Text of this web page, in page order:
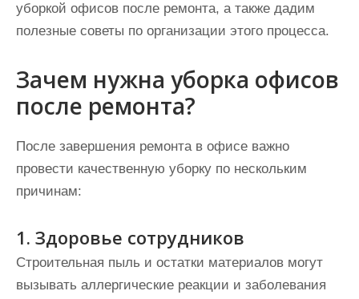
уборкой офисов после ремонта, а также дадим
полезные советы по организации этого процесса.
Зачем нужна уборка офисов
после ремонта?
После завершения ремонта в офисе важно
провести качественную уборку по нескольким
причинам:
1. Здоровье сотрудников
Строительная пыль и остатки материалов могут
вызывать аллергические реакции и заболевания